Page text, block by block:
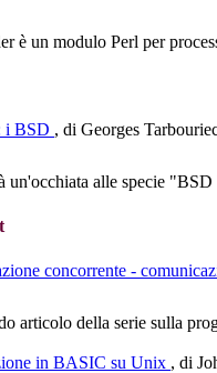
è un modulo Perl per
i BSD , di Georges
un'occhiata alle specie
concorrente -
articolo della serie sulla
in BASIC su Unix , di